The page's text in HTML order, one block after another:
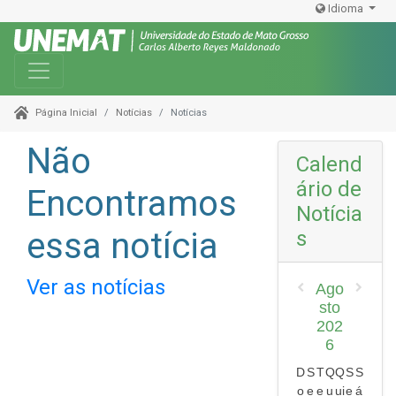
Idioma
Toggle navigation
Página Inicial Notícias Notícias
Não
Encontramos
essa notícia
Ver as notícias
Calend
ário de
Notícia
s
Ago
sto
202
6
D
o
S
e
T
e
Q
u
Q
ui
S
e
S
á